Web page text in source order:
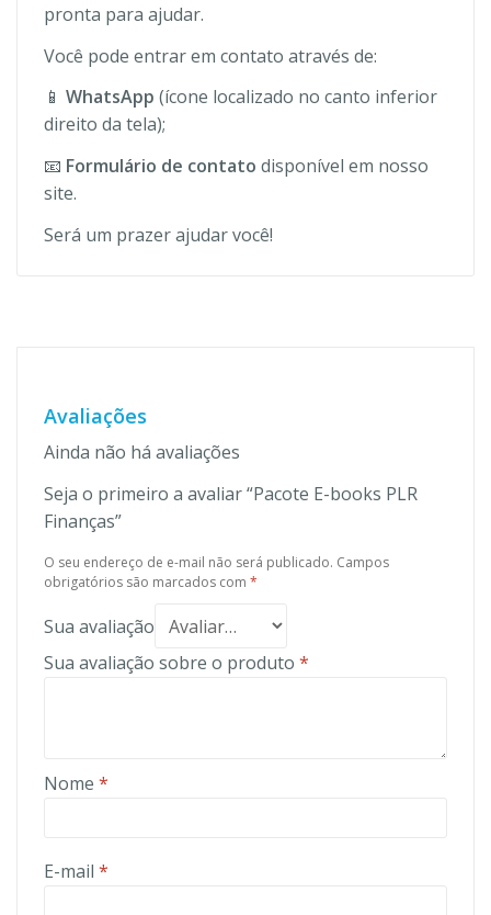
pronta para ajudar.
Você pode entrar em contato através de:
📱 WhatsApp (ícone localizado no canto inferior
direito da tela);
📧 Formulário de contato disponível em nosso
site.
Será um prazer ajudar você!
Avaliações
Ainda não há avaliações
Seja o primeiro a avaliar “Pacote E-books PLR
Finanças”
O seu endereço de e-mail não será publicado. Campos
obrigatórios são marcados com *
Sua avaliação
Sua avaliação sobre o produto *
Nome *
E-mail *